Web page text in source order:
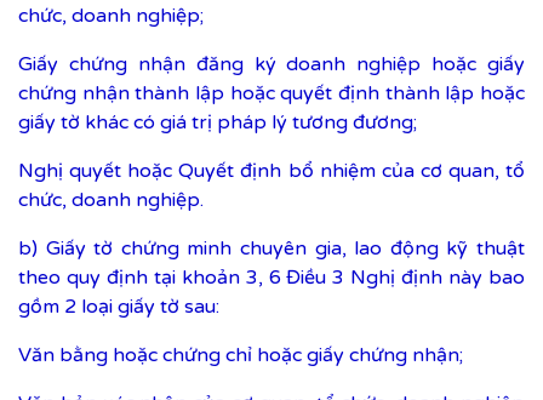
chức, doanh nghiệp;
Giấy chứng nhận đăng ký doanh nghiệp hoặc giấy
chứng nhận thành lập hoặc quyết định thành lập hoặc
giấy tờ khác có giá trị pháp lý tương đương;
Nghị quyết hoặc Quyết định bổ nhiệm của cơ quan, tổ
chức, doanh nghiệp.
b) Giấy tờ chứng minh chuyên gia, lao động kỹ thuật
theo quy định tại khoản 3, 6 Điều 3 Nghị định này bao
gồm 2 loại giấy tờ sau:
Văn bằng hoặc chứng chỉ hoặc giấy chứng nhận;